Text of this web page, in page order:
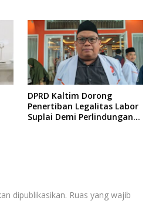
DPRD Kaltim Dorong
Penertiban Legalitas Labor
Suplai Demi Perlindungan
dipublikasikan. Ruas yang wajib